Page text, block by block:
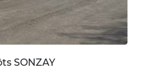
SONZAY